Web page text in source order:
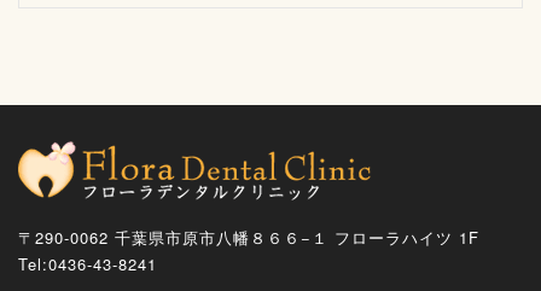
〒290-0062 千葉県市原市八幡８６６−１ フローラハイツ 1F
Tel:0436-43-8241